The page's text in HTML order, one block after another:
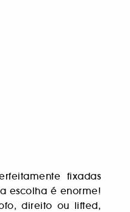
fixadas
escolha é enorme!
direito ou lifted,